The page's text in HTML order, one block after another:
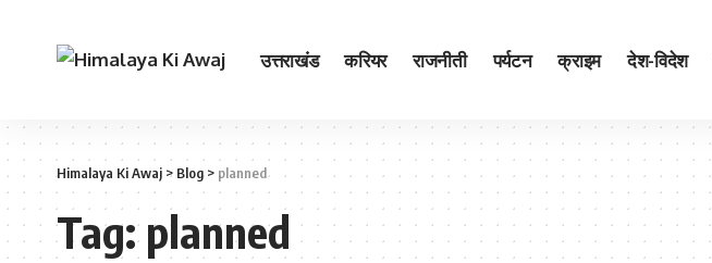
उत्तराखंड करियर राजनीती पर्यटन क्राइम देश-विदेश
Himalaya Ki Awaj > Blog> planned
Tag:planned